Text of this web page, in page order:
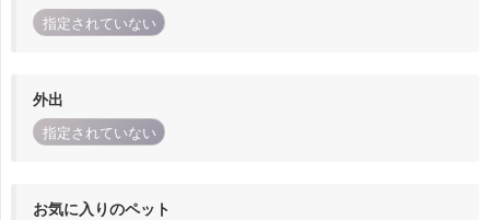
指定されていない
外出
指定されていない
お気に入りのペット